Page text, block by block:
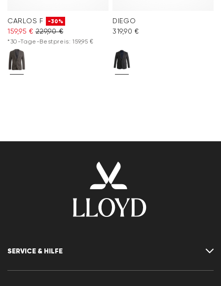
CARLOS F -30%
159,95 € 229,90 €
*30-Tage-Bestpreis: 159,95 €
DIEGO
319,90 €
SERVICE & HILFE